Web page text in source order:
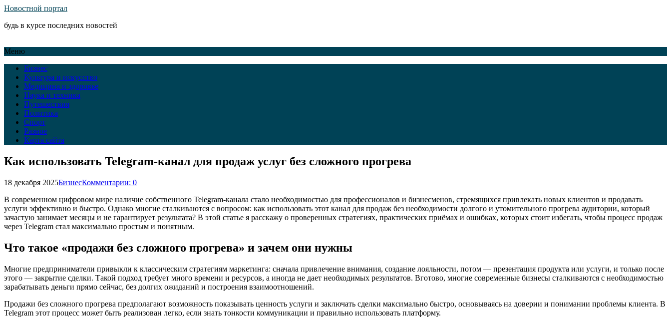
Новостной портал
будь в курсе последних новостей
Меню
Бизнес
Культура и искусство
Медицина и здоровье
Наука и техника
Путешествия
Политика
Спорт
Разное
Карта сайта
Как использовать Telegram-канал для продаж услуг без сложного прогрева
18 декабря 2025БизнесКомментарии: 0
В современном цифровом мире наличие собственного Telegram-канала стало необходимостью для профессионалов и бизнесменов, стремящихся привлекать новых клиентов и продавать
услуги эффективно и быстро. Однако многие сталкиваются с вопросом: как использовать этот канал для продаж без необходимости долгого и утомительного прогрева аудитории, который
зачастую занимает месяцы и не гарантирует результата? В этой статье я расскажу о проверенных стратегиях, практических приёмах и ошибках, которых стоит избегать, чтобы процесс продаж
через Telegram стал максимально простым и понятным.
Что такое «продажи без сложного прогрева» и зачем они нужны
Многие предприниматели привыкли к классическим стратегиям маркетинга: сначала привлечение внимания, создание лояльности, потом — презентация продукта или услуги, и только после
этого — закрытие сделки. Такой подход требует много времени и ресурсов, а иногда не дает необходимых результатов. Вготово, многие современные бизнесы сталкиваются с необходимостью
зарабатывать деньги прямо сейчас, без долгих ожиданий и построения взаимоотношений.
Продажи без сложного прогрева предполагают возможность показывать ценность услуги и заключать сделки максимально быстро, основываясь на доверии и понимании проблемы клиента. В
Telegram этот процесс может быть реализован легко, если знать тонкости коммуникации и правильно использовать платформу.